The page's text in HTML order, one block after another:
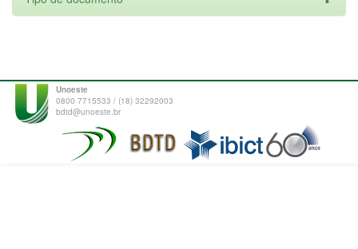
Unoeste
0800 7715533 / (18) 32292003
bdtd@unoeste.br